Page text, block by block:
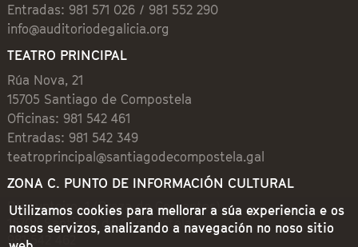
Entradas: 981 571 026 / 981 552 290
info@auditoriodegalicia.org
TEATRO PRINCIPAL
Rúa Nova, 21
15705 Santiago de Compostela
Oficinas: 981 542 461
Entradas: 981 542 349
teatroprincipal@santiagodecompostela.gal
ZONA C. PUNTO DE INFORMACIÓN CULTURAL
Preguntoiro, 1 (Praza de Cervantes)
15704 Santiago de Compostela
981 542 462
Utilizamos cookies para mellorar a súa experiencia e os
nosos servizos, analizando a navegación no noso sitio